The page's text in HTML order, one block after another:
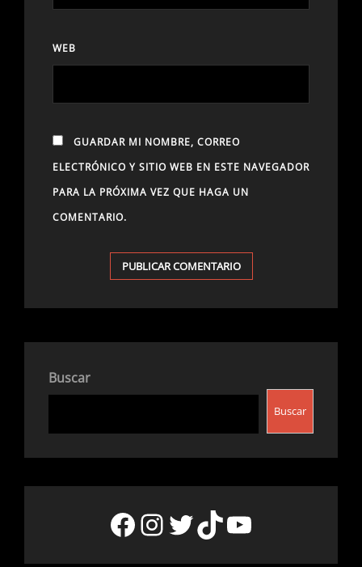
WEB
GUARDAR MI NOMBRE, CORREO
ELECTRÓNICO Y SITIO WEB EN ESTE NAVEGADOR
PARA LA PRÓXIMA VEZ QUE HAGA UN
COMENTARIO.
Buscar
Buscar
Facebook
Instagram
Twitter
TikTok
YouTube